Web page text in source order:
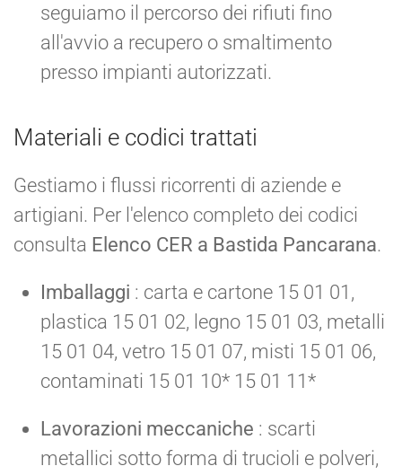
seguiamo il percorso dei rifiuti fino
all'avvio a recupero o smaltimento
presso impianti autorizzati.
Materiali e codici trattati
Gestiamo i flussi ricorrenti di aziende e
artigiani. Per l'elenco completo dei codici
consulta Elenco CER a Bastida Pancarana.
Imballaggi : carta e cartone 15 01 01,
plastica 15 01 02, legno 15 01 03, metalli
15 01 04, vetro 15 01 07, misti 15 01 06,
contaminati 15 01 10* 15 01 11*
Lavorazioni meccaniche : scarti
metallici sotto forma di trucioli e polveri,